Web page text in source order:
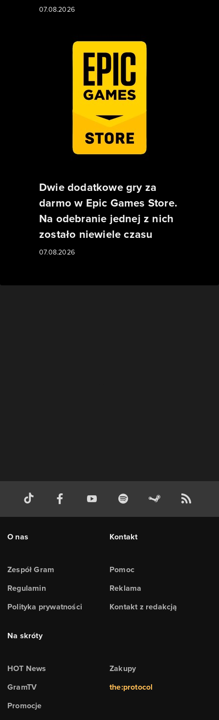
07.08.2026
Dwie dodatkowe gry za
darmo w Epic Games Store.
Na odebranie jednej z nich
zostało niewiele czasu
07.08.2026
O nas
Zespół Gram
Regulamin
Polityka prywatności
Kontakt
Pomoc
Reklama
Kontakt z redakcją
Na skróty
HOT News
GramTV
Promocje
Zakupy
the:protocol